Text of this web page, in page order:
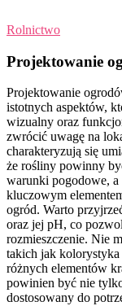
Rolnictwo
Projektowanie
Projektowanie
istotnych aspektów,
wizualny oraz
zwrócić uwagę na
charakteryzują się
że rośliny powinny
warunki pogodowe,
kluczowym
ogród. Warto
oraz jej pH, co
rozmieszczenie. Nie
takich jak kolorystyka
różnych elementów
powinien być nie
dostosowany do